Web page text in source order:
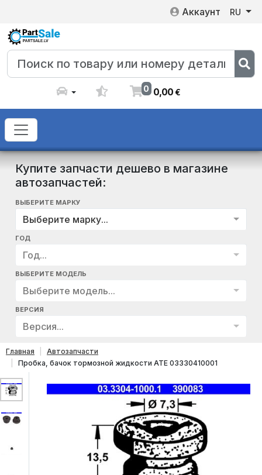
Аккаунт RU
0 0,00€
Купите запчасти дешево в магазине
автозапчастей:
ВЫБЕРИТЕ МАРКУ
Выберите марку...
ГОД
Год...
ВЫБЕРИТЕ МОДЕЛЬ
Выберите модель...
ВЕРСИЯ
Версия...
Главная
Автозапчасти
Пробка, бачок тормозной жидкости ATE 03330410001